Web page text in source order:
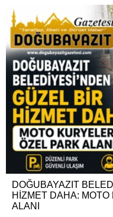
DOĞUBAYAZIT
HİZMET DAHA:
ALANI